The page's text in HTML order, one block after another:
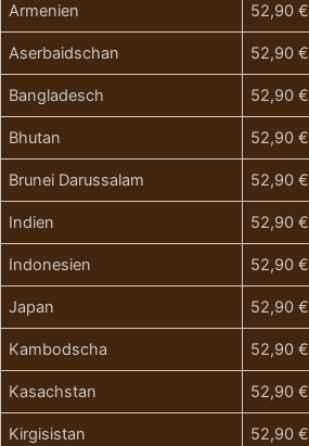
Armenien 52,90 €
Aserbaidschan 52,90 €
Bangladesch 52,90 €
Bhutan 52,90 €
Brunei Darussalam 52,90 €
Indien 52,90 €
Indonesien 52,90 €
Japan 52,90 €
Kambodscha 52,90 €
Kasachstan 52,90 €
Kirgisistan 52,90 €